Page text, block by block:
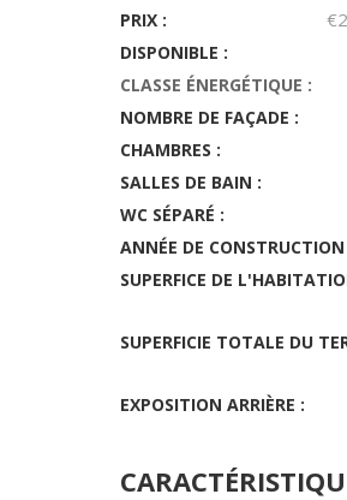
PRIX :
DISPONIBLE :
CLASSE ÉNERGÉTIQUE :
NOMBRE DE FAÇADE :
CHAMBRES :
SALLES DE BAIN :
WC SÉPARÉ :
ANNÉE DE
SUPERFICE DE
SUPERFICIE TOTALE DU
EXPOSITION ARRIÈRE :